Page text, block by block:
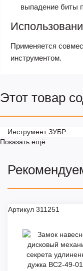
выпадение биты
Применяется
инструментом.
Этот товар
Инструмент ЗУБР
Показать ещё
Артикул 311251